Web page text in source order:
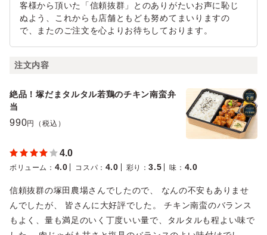
客様から頂いた「信頼抜群」とのありがたいお声に恥じ
ぬよう、これからも店舗ともども努めてまいりますの
で、またのご注文を心よりお待ちしております。
注文内容
絶品！塚だまタルタル若鶏のチキン南蛮弁
当
990円（税込）
4.0
ボリューム ： 4.0 コスパ ： 4.0 彩り ：3.5 味 ： 4.0
信頼抜群の塚田農場さんでしたので、 なんの不安もありませ
んでしたが、 皆さんに大好評でした。 チキン南蛮のバランス
もよく、量も満足のいく丁度いい量で、タルタルも程よい味で